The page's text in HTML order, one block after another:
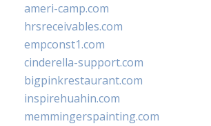
ameri-camp.com
hrsreceivables.com
empconst1.com
cinderella-support.com
bigpinkrestaurant.com
inspirehuahin.com
memmingerspainting.com